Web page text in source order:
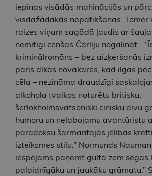
iepinas visādās mahinācijās un
visdažādākās nepatikšanas. Tomēr
raizes viņam sagādā ļaudis ar
nemitīgi cenšas Čārliju nogalināt…
kriminālromāns – bez aizķeršanās
pāris dīkās novakarēs, kad ilgas
cēla – nezināma draudzīgi
alkohola tvaikos noturētu britisku,
šerlokholmsvatsoniski cinisku divu
humoru un nelabojamu avantūristu
paradoksu šarmantajās jēlībās
izteiksmes stilu.” Normunds
iespējams paņemt gultā zem segas
palaidnīgāku un jaukāku grāmatu.”